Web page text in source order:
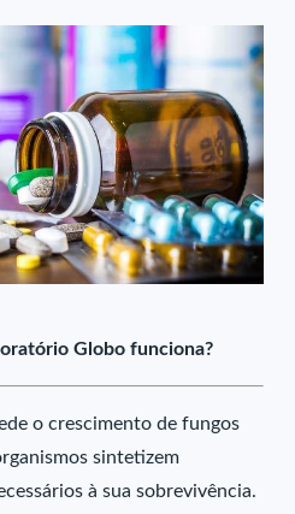
Globo funciona?
o crescimento de fungos
sintetizem
à sua sobrevivência.